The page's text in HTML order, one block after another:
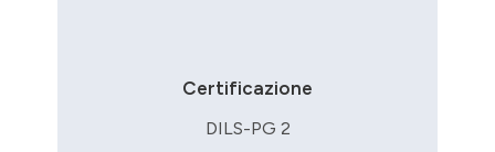
Certificazione
DILS-PG 2